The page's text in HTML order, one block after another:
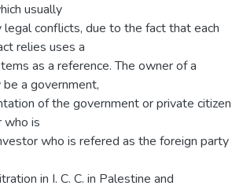
usually
legal conflicts, due to the fact that each
relies uses a
as a reference. The owner of a
a government,
of the government or private citizen
who is
who is refered as the foreign party
in I. C. C. in Palestine and